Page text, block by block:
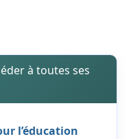
à toutes ses
l’éducation